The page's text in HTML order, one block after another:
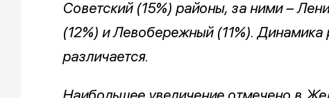
Советский (15%) районы, за ними –
(12%) и Левобережный (11%).
различается.